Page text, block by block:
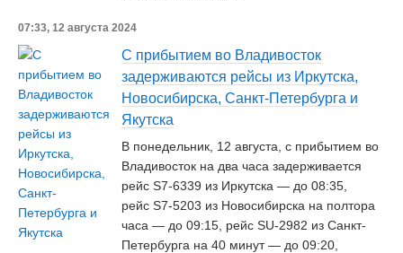
07:33, 12 августа 2024
С прибытием во Владивосток
задерживаются рейсы из Иркутска,
Новосибирска, Санкт-Петербурга и
Якутска
В понедельник, 12 августа, с прибытием во
Владивосток на два часа задерживается
рейс S7-6339 из Иркутска — до 08:35,
рейс S7-5203 из Новосибирска на полтора
часа — до 09:15, рейс SU-2982 из Санкт-
Петербурга на 40 минут — до 09:20,